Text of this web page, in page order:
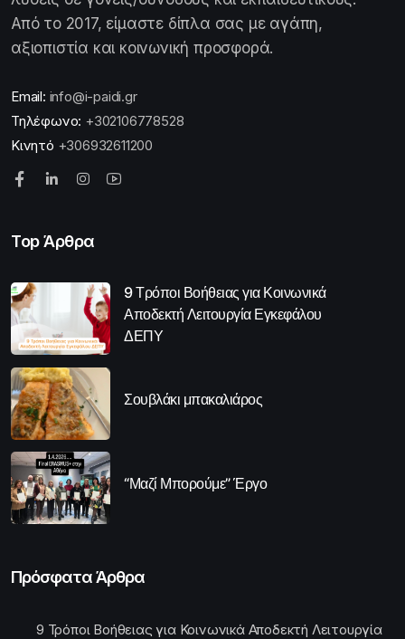
Από το 2017, είμαστε δίπλα σας με αγάπη,
αξιοπιστία και κοινωνική προσφορά.
Email: info@i-paidi.gr
Τηλέφωνο: +302106778528
Κινητό +306932611200
Top Άρθρα
9 Τρόποι Βοήθειας για Κοινωνικά
Αποδεκτή Λειτουργία Εγκεφάλου
ΔΕΠΥ
Σουβλάκι μπακαλιάρος
“Μαζί Μπορούμε” Έργο
Πρόσφατα Άρθρα
9 Τρόποι Βοήθειας για Κοινωνικά Αποδεκτή Λειτουργία